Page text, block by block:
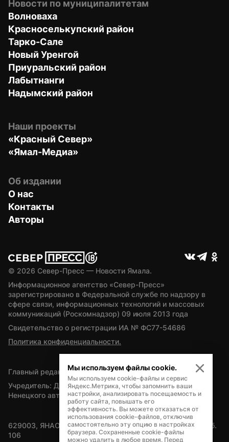
Новости по муниципалитетам
Волноваха
Красноселькупский район
Тарко-Сале
Новый Уренгой
Приуральский район
Лабытнанги
Надымский район
Наши проекты
«Красный Север»
«Ямал-Медиа»
Об издании
О нас
Контакты
Авторы
© 2026 Север-Пресс — Новости Ямала.
Информационное агентство «Север-Пресс»
зарегистрировано в Федеральной службе по надзору в
сфере связи, информационных технологий и массовых
коммуникаций (Роскомнадзор) 09 июля 2013 года
Свидетельство о регистрации ИА № ФС77-54686
Политика конфиденциальности.
Главный редактор — А.Л. Поздеев
Учредитель: Департамент внутренней политики Ямало-
Ненецкого автономного округа
629003, ЯНАО, Салехард, мкр. Богдана Кнунянца, д.1, каб.
106
Мы используем файлы cookie.
Мы используем cookie-файлы и сервис
Яндекс.Метрика, чтобы запомнить ваши
настройки, анализировать посещаемость и
работу сайта, повышать его
эффективность. Вы можете отказаться от
использования cookie-файлов, отключив
самостоятельно эту опцию в настройках
браузера. Сохраненные cookie-файлы
можно удалить в любое время. Перед